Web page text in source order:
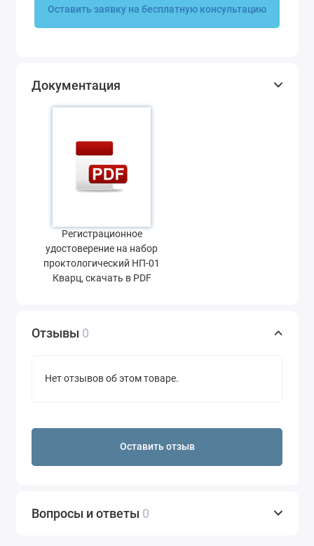
Оставить заявку на бесплатную консультацию
Документация
Регистрационное
удостоверение на набор
проктологический НП-01
Кварц, скачать в PDF
Отзывы 0
Нет отзывов об этом товаре.
Оставить отзыв
Вопросы и ответы 0